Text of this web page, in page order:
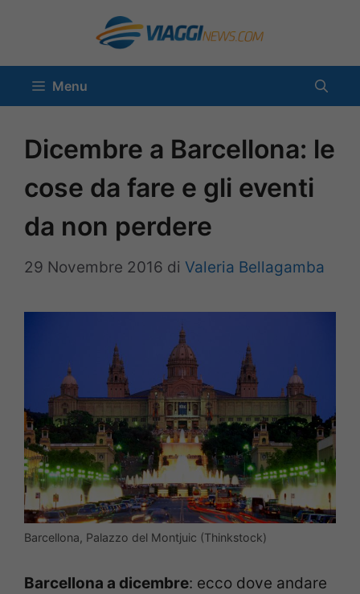
contenuto
Menu
Dicembre a Barcellona: le
cose da fare e gli eventi
da non perdere
29 Novembre 2016 di Valeria Bellagamba
Barcellona, Palazzo del Montjuic (Thinkstock)
Barcellona a dicembre: ecco dove andare